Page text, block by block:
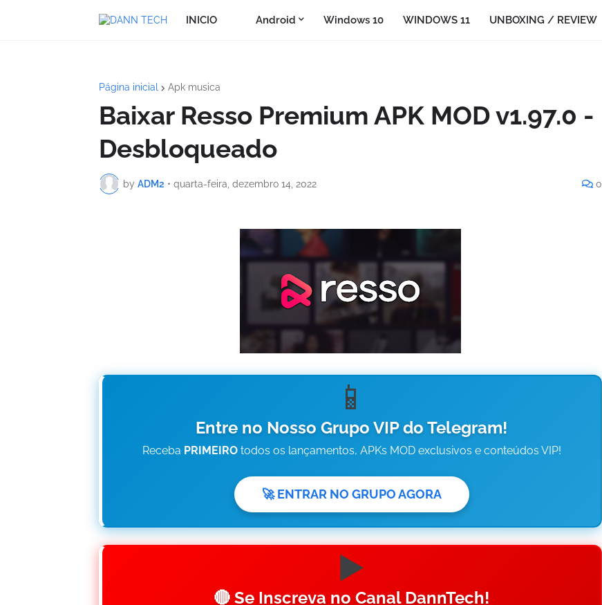
INICIO Android Windows 10 WINDOWS 11 UNBOXING / REVIEW
Página inicial Apk musica
Baixar Resso Premium APK MOD v1.97.0 -
Desbloqueado
by ADM2 • quarta-feira, dezembro 14, 2022 0
📱
Entre no Nosso Grupo VIP do Telegram!
Receba PRIMEIROtodos os lançamentos, APKs MOD exclusivos e conteúdos VIP!
🚀 ENTRAR NO GRUPO AGORA
▶️
🔴 Se Inscreva no Canal DannTech!